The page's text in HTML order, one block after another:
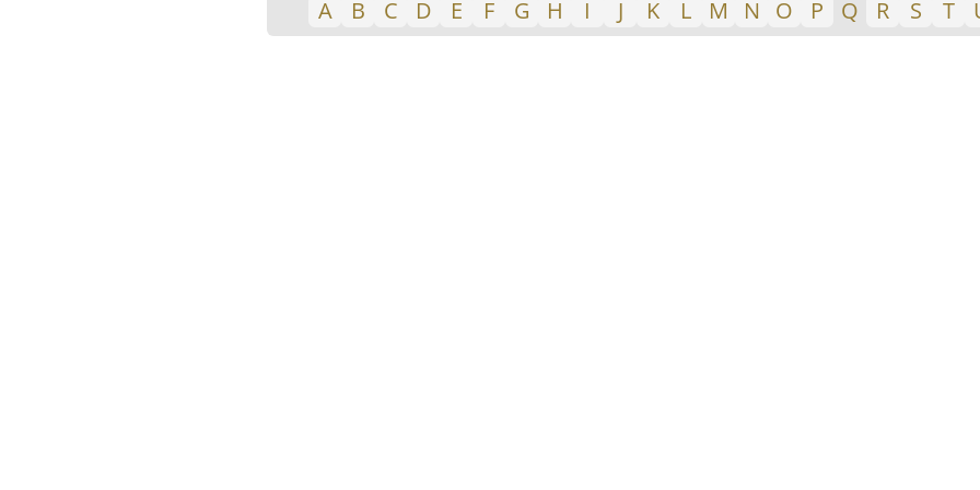
A B C D E F G H I J K L M N O P Q R S T